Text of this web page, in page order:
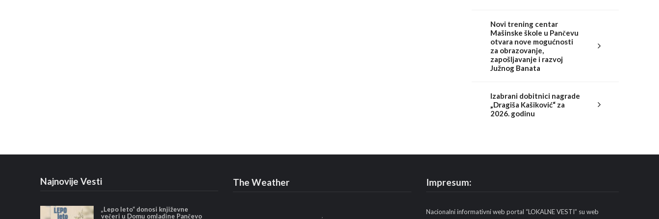
Novi trening centar
Mašinske škole u Pančevu
otvara nove mogućnosti
za obrazovanje,
zapošljavanje i razvoj
Južnog Banata
Izabrani dobitnici nagrade
„Dragiša Kašiković“ za
2026. godinu
Najnovije Vesti
„Lepo leto“ donosi književne
večeri u Domu omladine Pančevo
The Weather Impresum:
Nacionalni informativni web portal “LOKALNE VESTI” su web